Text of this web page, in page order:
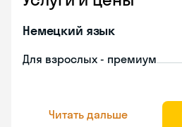
Немецкий язык
Для взрослых - премиум
Читать дальше